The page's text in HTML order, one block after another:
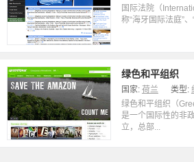
国际法院（
称“海牙国际法庭”
绿色和平组织
国家: 荷兰 类型:
绿色和平组织（
是一个国际性的非
立，总部...